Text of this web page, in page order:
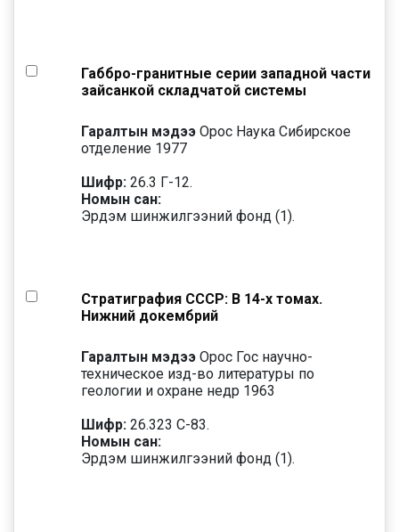
Габбро-гранитные серии западной части
зайсанкой складчатой системы
Гаралтын мэдээ Орос Наука Сибирское
отделение 1977
Шифр: 26.3 Г-12.
Номын сан:
Эрдэм шинжилгээний фонд (1).
Стратиграфия СССР: В 14-х томах.
Нижний докембрий
Гаралтын мэдээ Орос Гос научно-
техническое изд-во литературы по
геологии и охране недр 1963
Шифр: 26.323 С-83.
Номын сан:
Эрдэм шинжилгээний фонд (1).